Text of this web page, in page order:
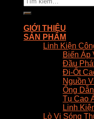
kiếm:
GIỚI THIỆU
SẢN PHẨM
Linh Kiện
Biến Áp
Đầu
Đi-Ốt
Nguồn
Ống
Tụ Cao
Linh
Lò Vi Sóng